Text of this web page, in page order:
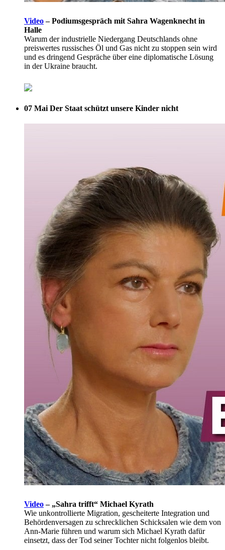
Video– Podiumsgespräch mit Sahra Wagenknecht in
Halle
Warum der industrielle Niedergang Deutschlands ohne
preiswertes russisches Öl und Gas nicht zu stoppen sein wird
und es dringend Gespräche über eine diplomatische Lösung
in der Ukraine braucht.
07 Mai Der Staat schützt unsere Kinder nicht
Video– „Sahra trifft“ Michael Kyrath
Wie unkontrollierte Migration, gescheiterte Integration und
Behördenversagen zu schrecklichen Schicksalen wie dem von
Ann-Marie führen und warum sich Michael Kyrath dafür
einsetzt, dass der Tod seiner Tochter nicht folgenlos bleibt.